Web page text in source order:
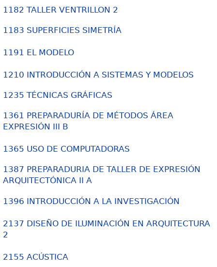
1182 TALLER VENTRILLON 2
1183 SUPERFICIES SIMETRÍA
1191 EL MODELO
1210 INTRODUCCIÓN A SISTEMAS Y MODELOS
1235 TÉCNICAS GRÁFICAS
1361 PREPARADURÍA DE MÉTODOS ÁREA
EXPRESIÓN III B
1365 USO DE COMPUTADORAS
1387 PREPARADURIA DE TALLER DE EXPRESIÓN
ARQUITECTÓNICA II A
1396 INTRODUCCIÓN A LA INVESTIGACIÓN
2137 DISEÑO DE ILUMINACIÓN EN ARQUITECTURA
2
2155 ACÚSTICA